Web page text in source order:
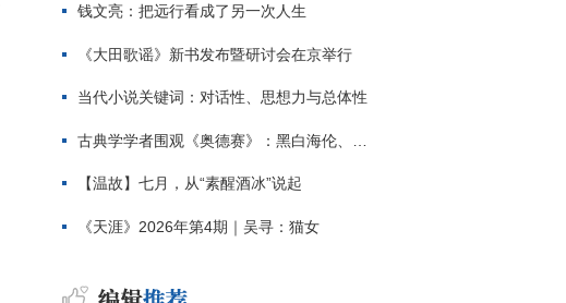
钱文亮：把远行看成了另一次人生
《大田歌谣》新书发布暨研讨会在京举行
当代小说关键词：对话性、思想力与总体性
古典学学者围观《奥德赛》：黑白海伦、佩涅罗佩的别针与神秘入侵者
【温故】七月，从“素醒酒冰”说起
《天涯》2026年第4期｜吴寻：猫女